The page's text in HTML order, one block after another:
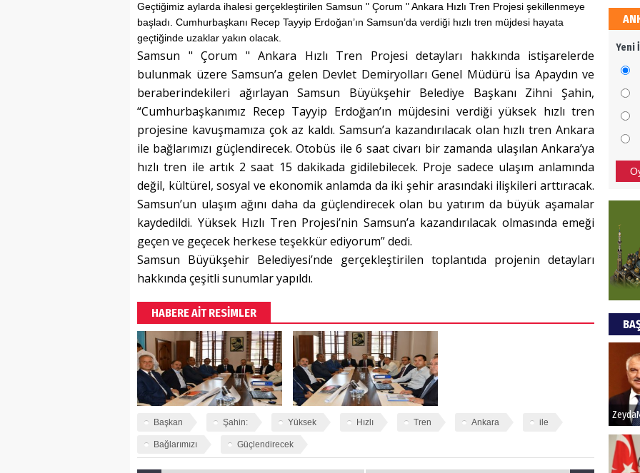
Geçtiğimiz aylarda ihalesi gerçekleştirilen Samsun " Çorum " Ankara Hızlı Tren Projesi şekillenmeye
başladı. Cumhurbaşkanı Recep Tayyip Erdoğan’ın Samsun’da verdiği hızlı tren müjdesi hayata
geçtiğinde uzaklar yakın olacak.
Samsun " Çorum " Ankara Hızlı Tren Projesi detayları hakkında istişarelerde
bulunmak üzere Samsun’a gelen Devlet Demiryolları Genel Müdürü İsa Apaydın ve
beraberindekileri ağırlayan Samsun Büyükşehir Belediye Başkanı Zihni Şahin,
“Cumhurbaşkanımız Recep Tayyip Erdoğan’ın müjdesini verdiği yüksek hızlı tren
projesine kavuşmamıza çok az kaldı. Samsun’a kazandırılacak olan hızlı tren Ankara
ile bağlarımızı güçlendirecek. Otobüs ile 6 saat civarı bir zamanda ulaşılan Ankara’ya
hızlı tren ile artık 2 saat 15 dakikada gidilebilecek. Proje sadece ulaşım anlamında
değil, kültürel, sosyal ve ekonomik anlamda da iki şehir arasındaki ilişkileri arttıracak.
Samsun’un ulaşım ağını daha da güçlendirecek olan bu yatırım da büyük aşamalar
kaydedildi. Yüksek Hızlı Tren Projesi’nin Samsun’a kazandırılacak olmasında emeği
geçen ve geçecek herkese teşekkür ediyorum” dedi.
Samsun Büyükşehir Belediyesi’nde gerçekleştirilen toplantıda projenin detayları
hakkında çeşitli sunumlar yapıldı.
HABERE AİT RESİMLER
Başkan Şahin: Yüksek Hızlı Tren Ankara ile
Bağlarımızı Güçlendirecek
Bu
Yeni